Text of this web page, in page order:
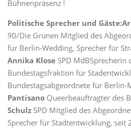
Bühnenpräsenz !
Politische Sprecher und Gäste:
90/Die Grünen Mitglied des
für Berlin-Wedding, Sprecher für
Annika Klose SPD MdBSprecherin
Bundestagsfraktion für
Bundestagsabgeordnete für Berlin-
Pantisano Queerbeauftragter des
Schulz SPD Mitglied des
Sprecher für Stadtentwicklung, seit